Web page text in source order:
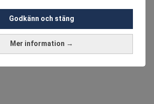
Mer information →
Godkänn och stäng